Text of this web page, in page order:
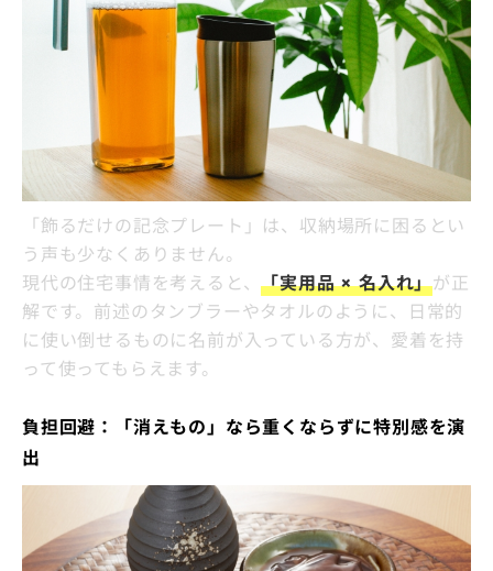
「飾るだけの記念プレート」は、収納場所に困るとい
う声も少なくありません。
現代の住宅事情を考えると、「実用品 × 名入れ」が正
解です。前述のタンブラーやタオルのように、日常的
に使い倒せるものに名前が入っている方が、愛着を持
って使ってもらえます。
負担回避：「消えもの」なら重くならずに特別感を演
出